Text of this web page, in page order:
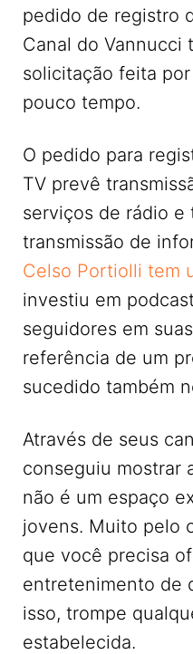
pedido de registro
Canal do Vannucci
solicitação feita
pouco tempo.
O pedido para
TV prevê
serviços de rádio e
transmissão de
Celso Portiolli tem
investiu em
seguidores em
referência de um
sucedido também
Através de seus
conseguiu mostrar
não é um espaço
jovens. Muito pelo
que você precisa
entretenimento de
isso, trompe
estabelecida.